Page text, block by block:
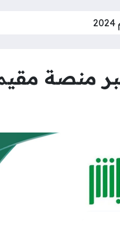
منصة مقيم